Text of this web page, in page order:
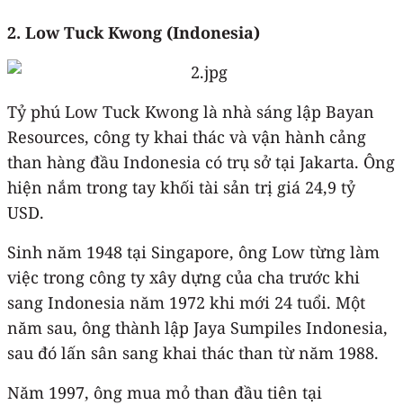
2. Low Tuck Kwong (Indonesia)
Tỷ phú Low Tuck Kwong là nhà sáng lập Bayan
Resources, công ty khai thác và vận hành cảng
than hàng đầu Indonesia có trụ sở tại Jakarta. Ông
hiện nắm trong tay khối tài sản trị giá 24,9 tỷ
USD.
Sinh năm 1948 tại Singapore, ông Low từng làm
việc trong công ty xây dựng của cha trước khi
sang Indonesia năm 1972 khi mới 24 tuổi. Một
năm sau, ông thành lập Jaya Sumpiles Indonesia,
sau đó lấn sân sang khai thác than từ năm 1988.
Năm 1997, ông mua mỏ than đầu tiên tại